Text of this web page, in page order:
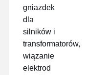
gniazdek
dla
silników i
transformatorów,
wiązanie
elektrod